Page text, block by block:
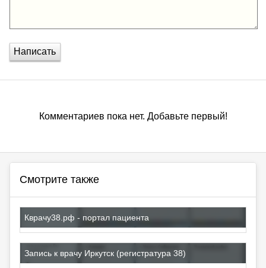
Написать
Комментариев пока нет. Добавьте первый!
Смотрите также
Кврачу38.рф - портал пациента
Запись к врачу Иркутск (регистратура 38)